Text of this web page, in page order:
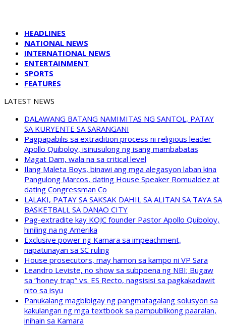
HEADLINES
NATIONAL NEWS
INTERNATIONAL NEWS
ENTERTAINMENT
SPORTS
FEATURES
LATEST NEWS
DALAWANG BATANG NAMIMITAS NG SANTOL, PATAY
SA KURYENTE SA SARANGANI
Pagpapabilis sa extradition process ni religious leader
Apollo Quiboloy, isinusulong ng isang mambabatas
Magat Dam, wala na sa critical level
Ilang Maleta Boys, binawi ang mga alegasyon laban kina
Pangulong Marcos, dating House Speaker Romualdez at
dating Congressman Co
LALAKI, PATAY SA SAKSAK DAHIL SA ALITAN SA TAYA SA
BASKETBALL SA DANAO CITY
Pag-extradite kay KOJC founder Pastor Apollo Quiboloy,
hiniling na ng Amerika
Exclusive power ng Kamara sa impeachment,
napatunayan sa SC ruling
House prosecutors, may hamon sa kampo ni VP Sara
Leandro Leviste, no show sa subpoena ng NBI; Bugaw
sa “honey trap” vs. ES Recto, nagsisisi sa pagkakadawit
nito sa isyu
Panukalang magbibigay ng pangmatagalang solusyon sa
kakulangan ng mga textbook sa pampublikong paaralan,
inihain sa Kamara